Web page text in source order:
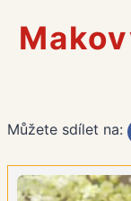
Můžete sdílet na: